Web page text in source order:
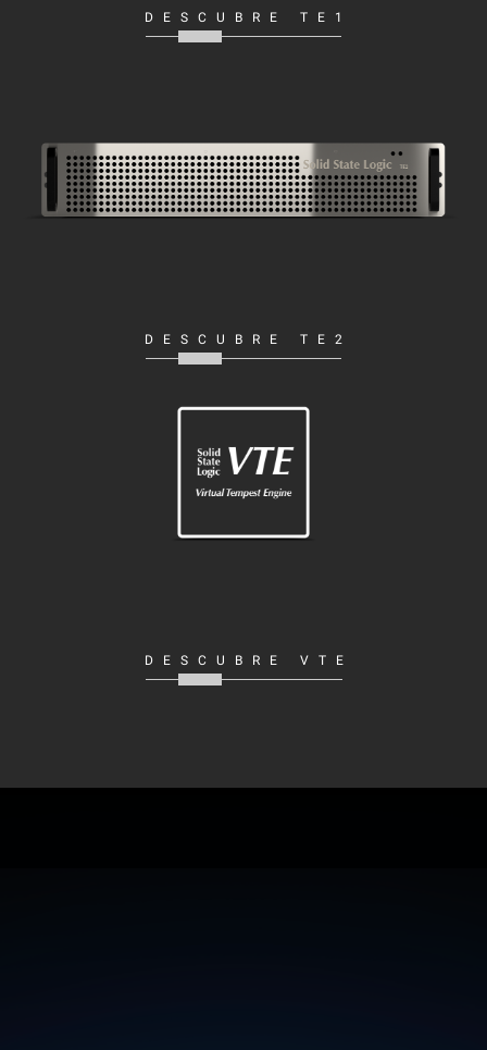
DESCUBRE TE1
DESCUBRE TE2
DESCUBRE VTE